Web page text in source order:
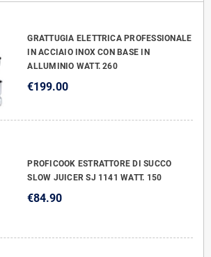
GRATTUGIA ELETTRICA PROFESSIONALE
IN ACCIAIO INOX CON BASE IN
ALLUMINIO WATT. 260
€199.00
PROFICOOK ESTRATTORE DI SUCCO
SLOW JUICER SJ 1141 WATT. 150
€84.90